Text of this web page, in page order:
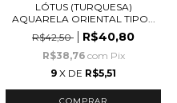
LÓTUS (TURQUESA)
AQUARELA ORIENTAL TIPO...
R$42,50
R$40,80
R$38,76 com Pix
9 X DE R$5,51